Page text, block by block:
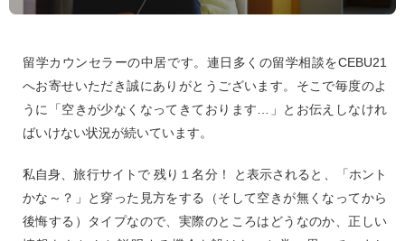
留学カウンセラーの中居です。連日多くの留学相談をCEBU21
へお寄せいただき誠にありがとうございます。そこで毎度のよ
うに「空きが少なくなってきております…」とお伝えしなけれ
ばいけない状況が続いています。
私自身、旅行サイトで 残り１名分！ と表示されると、「ホント
かな～？」と穿った見方をする（そして空きが無くなってから
後悔する）タイプなので、実際のところはどうなのか、正しい